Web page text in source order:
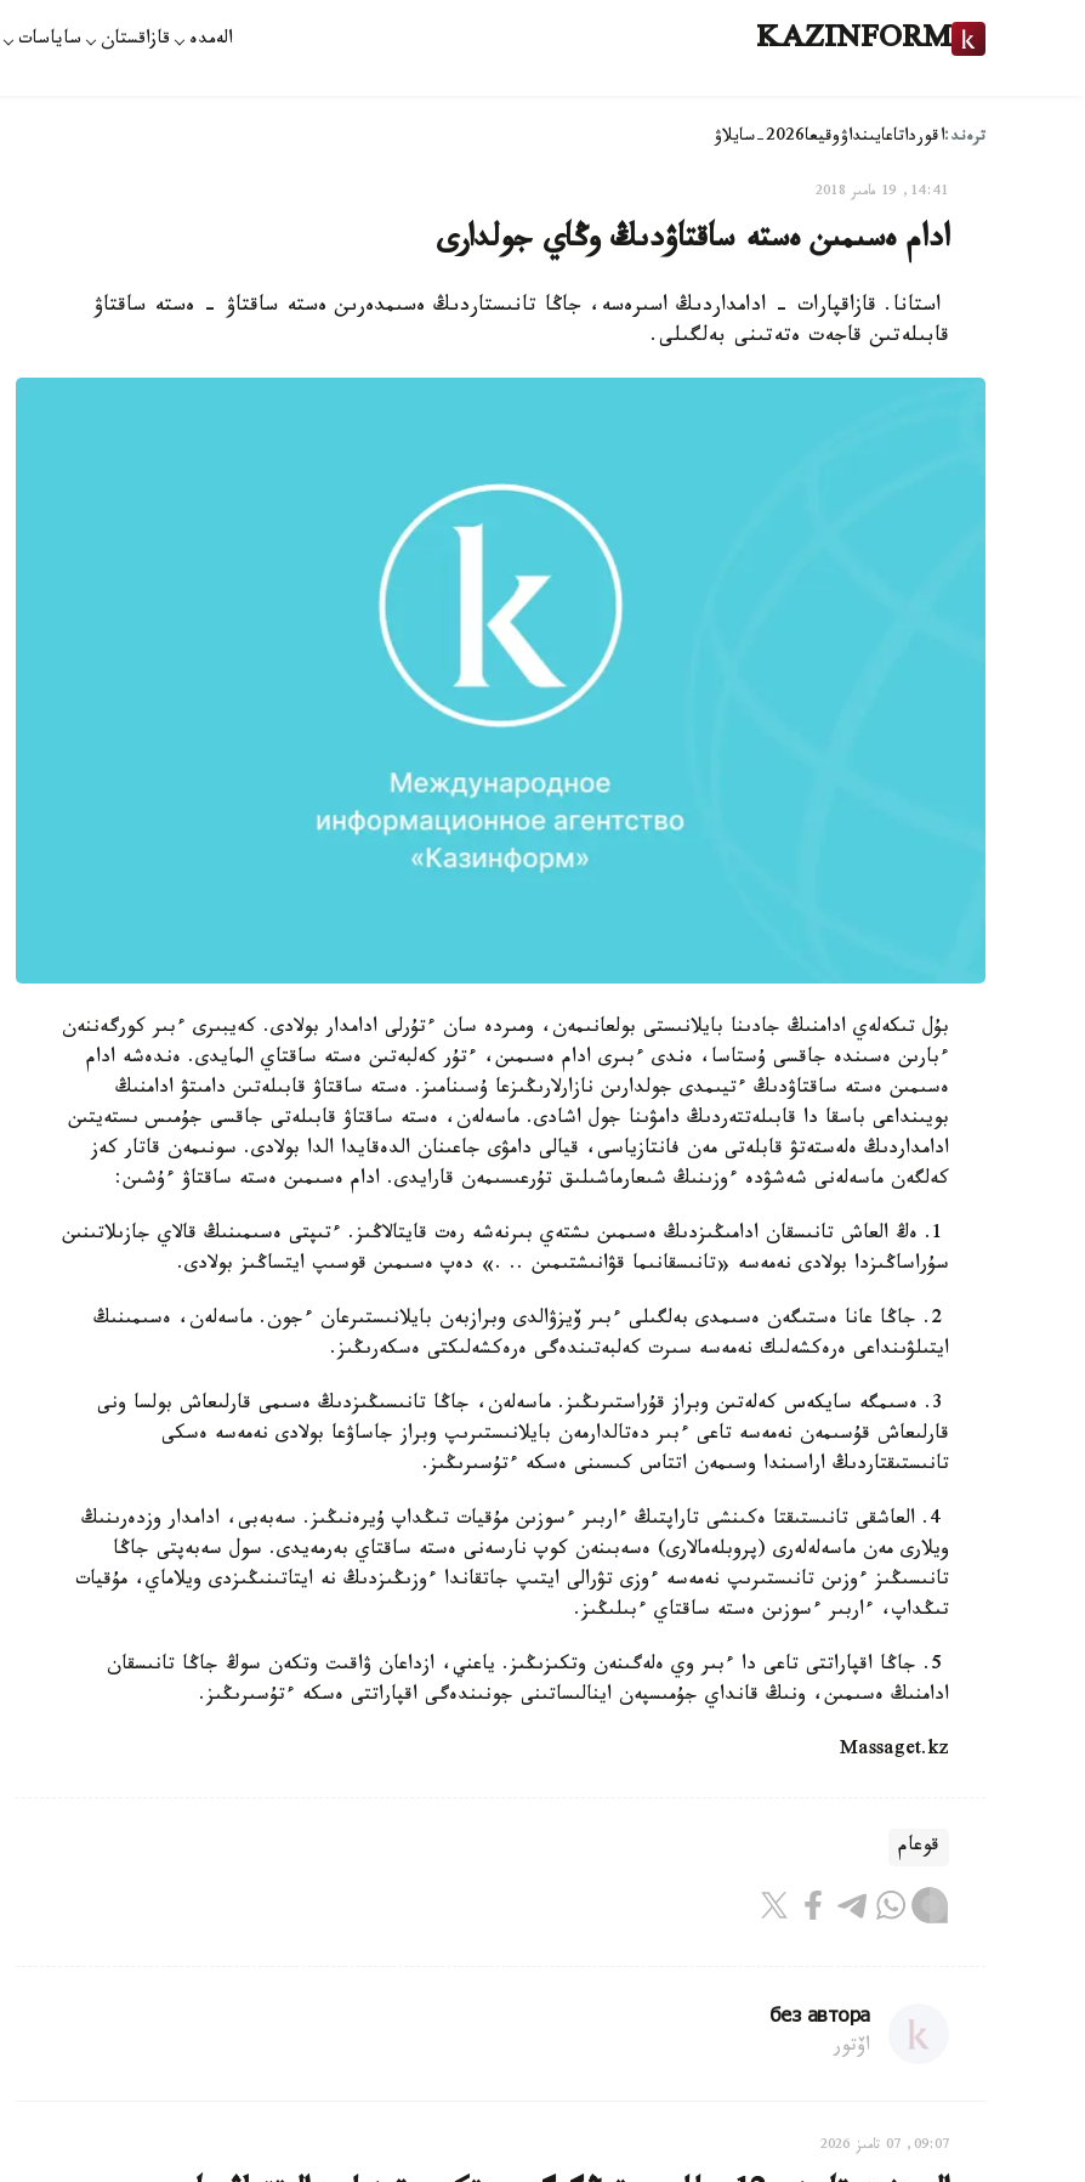
KAZINFORM الەمدە قازاقستان ساياسات
ترەند:اقورداتاعايىنداۋوقيعا2026-سايلاۋ
14:41, 19 مامىر 2018
ادام ەسىمىن ەستە ساقتاۋدىڭ وڭاي جولدارى
استانا. قازاقپارات - ادامداردىڭ اسىرەسە، جاڭا تانىستاردىڭ ەسىمدەرىن ەستە ساقتاۋ - ەستە ساقتاۋ
قابىلەتىن قاجەت ەتەتىنى بەلگىلى.
بۇل تىكەلەي ادامنىڭ جادىنا بايلانىستى بولعانىمەن، ومىردە سان ءتۇرلى ادامدار بولادى. كەيبىرى ءبىر كورگەننەن
ءبارىن ەسىندە جاقسى ۇستاسا، ەندى ءبىرى ادام ەسىمىن، ءتۇر كەلبەتىن ەستە ساقتاي المايدى. ەندەشە ادام
ەسىمىن ەستە ساقتاۋدىڭ ءتيىمدى جولدارىن نازارلارىڭىزعا ۇسىنامىز. ەستە ساقتاۋ قابىلەتىن دامىتۋ ادامنىڭ
بويىنداعى باسقا دا قابىلەتتەردىڭ دامۋىنا جول اشادى. ماسەلەن، ەستە ساقتاۋ قابىلەتى جاقسى جۇمىس ىستەيتىن
ادامداردىڭ ەلەستەتۋ قابلەتى مەن فانتازياسى، قيالى دامۋى جاعىنان الدەقايدا الدا بولادى. سونىمەن قاتار كەز
كەلگەن ماسەلەنى شەشۋدە ءوزىنىڭ شىعارماشىلىق تۇرعىسىمەن قارايدى. ادام ەسىمىن ەستە ساقتاۋ ءۇشىن:
1. ەڭ العاش تانىسقان ادامىڭىزدىڭ ەسىمىن ىشتەي بىرنەشە رەت قايتالاڭىز. ءتىپتى ەسىمىنىڭ قالاي جازىلاتىنىن
سۇراساڭىزدا بولادى نەمەسە «تانىسقانىما قۋانىشتىمىن .. .» دەپ ەسىمىن قوسىپ ايتساڭىز بولادى.
2. جاڭا عانا ەستىگەن ەسىمدى بەلگىلى ءبىر ۆيزۋالدى وبرازبەن بايلانىستىرعان ءجون. ماسەلەن، ەسىمىنىڭ
ايتىلۋىنداعى ەرەكشەلىك نەمەسە سىرت كەلبەتىندەگى ەرەكشەلىكتى ەسكەرىڭىز.
3. ەسىمگە سايكەس كەلەتىن وبراز قۇراستىرىڭىز. ماسەلەن، جاڭا تانىسىڭىزدىڭ ەسىمى قارلىعاش بولسا ونى
قارلىعاش قۇسىمەن نەمەسە تاعى ءبىر دەتالدارمەن بايلانىستىرىپ وبراز جاساۋعا بولادى نەمەسە ەسكى
تانىستىقتاردىڭ اراسىندا وسىمەن اتتاس كىسىنى ەسكە ءتۇسىرىڭىز.
4. العاشقى تانىستىقتا ەكىنشى تاراپتىڭ ءاربىر ءسوزىن مۇقيات تىڭداپ ۇيرەنىڭىز. سەبەبى، ادامدار وزدەرىنىڭ
ويلارى مەن ماسەلەلەرى (پروبلەمالارى) ەسەبىنەن كوپ نارسەنى ەستە ساقتاي بەرمەيدى. سول سەبەپتى جاڭا
تانىسىڭىز ءوزىن تانىستىرىپ نەمەسە ءوزى تۋرالى ايتىپ جاتقاندا ءوزىڭىزدىڭ نە ايتاتىنىڭىزدى ويلاماي، مۇقيات
تىڭداپ، ءاربىر ءسوزىن ەستە ساقتاي ءبىلىڭىز.
5. جاڭا اقپاراتتى تاعى دا ءبىر وي ەلەگىنەن وتكىزىڭىز. ياعني، ازداعان ۋاقىت وتكەن سوڭ جاڭا تانىسقان
ادامنىڭ ەسىمىن، ونىڭ قانداي جۇمىسپەن اينالىساتىنى جونىندەگى اقپاراتتى ەسكە ءتۇسىرىڭىز.
Massaget.kz
قوعام
без автора
اۆتور
09:07, 07 تامىز 2026